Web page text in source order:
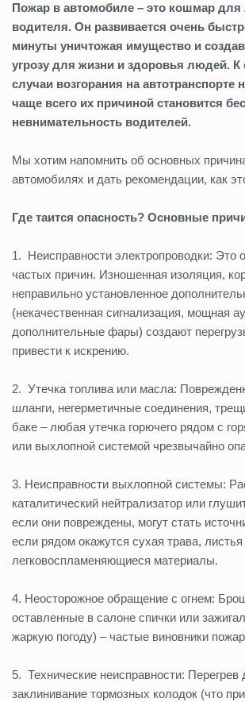
Пожар в автомобиле – это кошмар
водителя. Он развивается очень
минуты уничтожая имущество и
угрозу для жизни и здоровья людей.
случаи возгорания на автотранспорте
чаще всего их причиной становится
невнимательность водителей.
Мы хотим напомнить об основных
автомобилях и дать рекомендации, как
Где таится опасность? Основные
1. Неисправности электропроводки: Это
частых причин. Изношенная изоляция,
неправильно установленное
(некачественная сигнализация, мощная
дополнительные фары) создают
привести к искрению.
2. Утечка топлива или масла:
шланги, негерметичные соединения,
баке – любая утечка горючего рядом с
или выхлопной системой чрезвычайно
3. Неисправности выхлопной системы:
каталитический нейтрализатор или
если они повреждены, могут стать
если рядом окажутся сухая трава, листья
легковоспламеняющиеся материалы.
4. Неосторожное обращение с огнем:
оставленные в салоне спички или
жаркую погоду) – частые виновники
5. Технические неисправности: Перегрев
заклинивание тормозных колодок (что